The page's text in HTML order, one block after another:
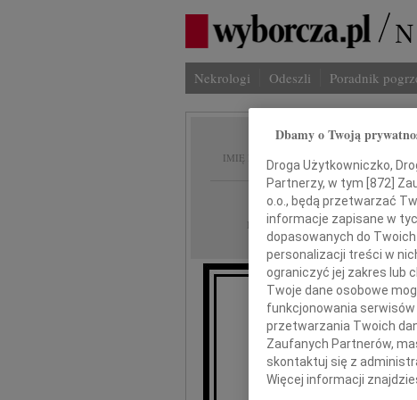
Nekrologi Odeszli Poradnik
IMIĘ I NAZWISKO: Dariusz
REGION: Białystok
DATA EMISJI: 24.12.2021
Z wielkim
Dbamy o Twoją
Droga Użytkowniczko,
Partnerzy, w tym [ 872 ]
o.o., będą przetwarzać
informacje zapisane w
dopasowanych do
personalizacji treści w
ograniczyć jej zakres lub
Twoje dane osobowe
funkcjonowania serwisów
przetwarzania Twoich
Zaufanych Partnerów,
skontaktuj się z
Więcej informacji